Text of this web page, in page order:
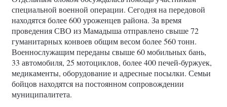
специальной военной операции. Сегодня на передовой
находятся более 600 уроженцев района. За время
проведения СВО из Мамадыша отправлено свыше 72
гуманитарных конвоев общим весом более 560 тонн.
Военнослужащим переданы свыше 60 мобильных бань,
33 автомобиля, 25 мотоциклов, более 400 печей-буржуек,
медикаменты, оборудование и адресные посылки. Семьи
бойцов находятся на постоянном сопровождении
муниципалитета.